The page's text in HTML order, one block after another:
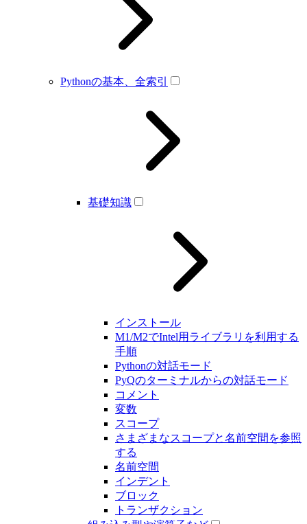
Pythonの基本、全索引
基礎知識
インストール
M1/M2でIntel用ライブラリを利用する
手順
Pythonの対話モード
PyQのターミナルからの対話モード
コメント
変数
スコープ
さまざまなスコープと名前空間を参照
する
名前空間
インデント
ブロック
トランザクション